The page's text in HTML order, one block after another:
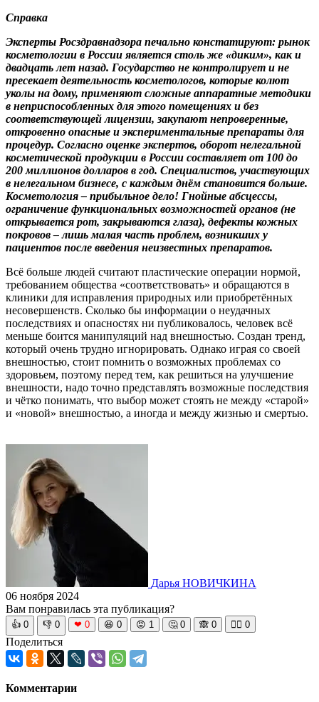
Справка
Эксперты Росздравнадзора печально констатируют: рынок
косметологии в России является столь же «диким», как и
двадцать лет назад. Государство не контролирует и не
пресекает деятельность косметологов, которые колют
уколы на дому, применяют сложные аппаратные методики
в неприспособленных для этого помещениях и без
соответствующей лицензии, закупают непроверенные,
откровенно опасные и экспериментальные препараты для
процедур. Согласно оценке экспертов, оборот нелегальной
косметической продукции в России составляет от 100 до
200 миллионов долларов в год. Специалистов, участвующих
в нелегальном бизнесе, с каждым днём становится больше.
Косметология – прибыльное дело! Гнойные абсцессы,
ограничение функциональных возможностей органов (не
открывается рот, закрываются глаза), дефекты кожных
покровов – лишь малая часть проблем, возникших у
пациентов после введения неизвестных препаратов.
Всё больше людей считают пластические операции нормой,
требованием общества «соответствовать» и обращаются в
клиники для исправления природных или приобретённых
несовершенств. Сколько бы информации о неудачных
последствиях и опасностях ни публиковалось, человек всё
меньше боится манипуляций над внешностью. Создан тренд,
который очень трудно игнорировать. Однако играя со своей
внешностью, стоит помнить о возможных проблемах со
здоровьем, поэтому перед тем, как решиться на улучшение
внешности, надо точно представлять возможные последствия
и чётко понимать, что выбор может стоять не между «старой»
и «новой» внешностью, а иногда и между жизнью и смертью.
Дарья НОВИЧКИНА
06 ноября 2024
Вам понравилась эта публикация?
👍 0 👎 0 ❤ 0 😆 0 😡 1 🤔 0 🙈 0 🧘‍♀️ 0
Поделиться
Комментарии